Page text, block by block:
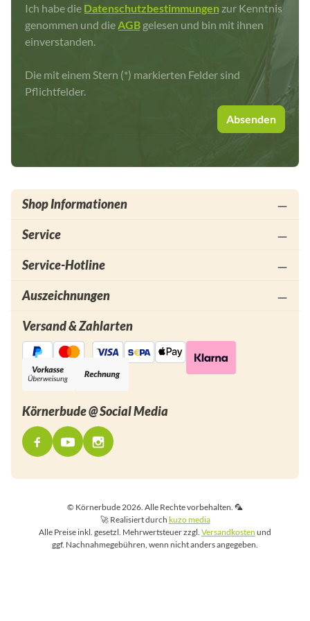
Ich habe die Datenschutzbestimmungen zur Kenntnis
genommen und dieAGB gelesen und bin mit ihnen
einverstanden.
Die mit einem Stern (*) markierten Felder sind
Pflichtfelder.
Absenden
Shop Informationen
Service
Service-Hotline
Auszeichnungen
Versand & Zahlarten
Körnerbude @ Social Media
© Körnerbude 2026. Alle Rechte vorbehalten. 🦜
🚀 Realisiert durch kuzo media
Alle Preise inkl. gesetzl. Mehrwertsteuer zzgl. Versandkosten und
ggf. Nachnahmegebühren, wenn nicht anders angegeben.